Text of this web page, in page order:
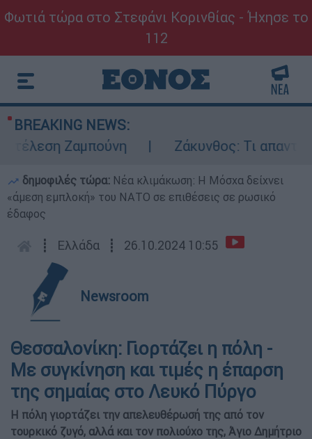
Φωτιά τώρα στο Στεφάνι Κορινθίας - Ήχησε το
112
BREAKING NEWS:
Ζαμπούνη
Ζάκυνθος: Τι απαντά
δημοφιλές τώρα: Νέα κλιμάκωση: Η Μόσχα δείχνει
«άμεση εμπλοκή» του ΝΑΤΟ σε επιθέσεις σε ρωσικό
έδαφος
┋ Ελλάδα ┋ 26.10.2024 10:55
Newsroom
Θεσσαλονίκη: Γιορτάζει η πόλη -
Με συγκίνηση και τιμές η έπαρση
της σημαίας στο Λευκό Πύργο
Η πόλη γιορτάζει την απελευθέρωσή της από τον
τουρκικό ζυγό, αλλά και τον πολιούχο της, Άγιο Δημήτριο